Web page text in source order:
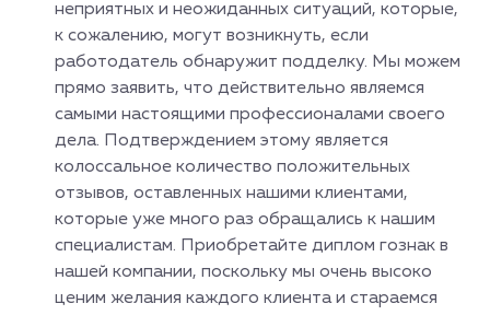
неприятных и неожиданных ситуаций, которые,
к сожалению, могут возникнуть, если
работодатель обнаружит подделку. Мы можем
прямо заявить, что действительно являемся
самыми настоящими профессионалами своего
дела. Подтверждением этому является
колоссальное количество положительных
отзывов, оставленных нашими клиентами,
которые уже много раз обращались к нашим
специалистам. Приобретайте диплом гознак в
нашей компании, поскольку мы очень высоко
ценим желания каждого клиента и стараемся